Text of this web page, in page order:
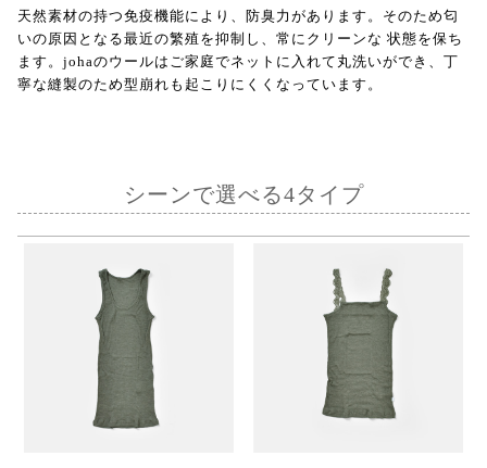
天然素材の持つ免疫機能により、防臭力があります。そのため匂
いの原因となる最近の繁殖を抑制し、常にクリーンな 状態を保ち
ます。johaのウールはご家庭でネットに入れて丸洗いができ、丁
寧な縫製のため型崩れも起こりにくくなっています。
シーンで選べる4タイプ